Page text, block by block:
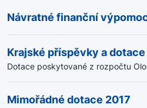
Návratné finanční
Krajské příspěvky a dotace
Dotace poskytované z rozpočtu
Mimořádné dotace 2017